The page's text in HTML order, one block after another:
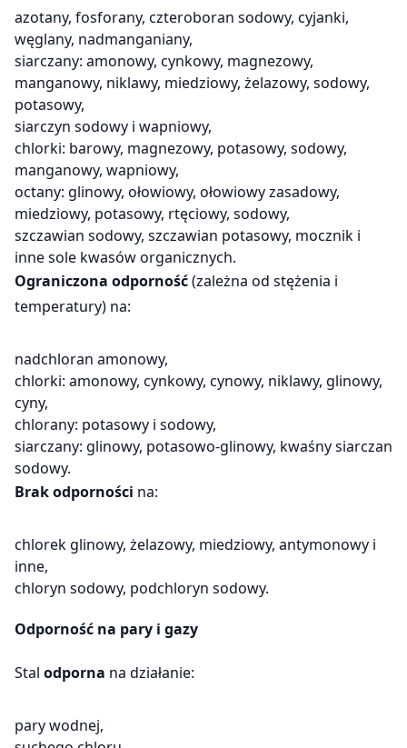
azotany, fosforany, czteroboran sodowy, cyjanki,
węglany, nadmanganiany,
siarczany: amonowy, cynkowy, magnezowy,
manganowy, niklawy, miedziowy, żelazowy, sodowy,
potasowy,
siarczyn sodowy i wapniowy,
chlorki: barowy, magnezowy, potasowy, sodowy,
manganowy, wapniowy,
octany: glinowy, ołowiowy, ołowiowy zasadowy,
miedziowy, potasowy, rtęciowy, sodowy,
szczawian sodowy, szczawian potasowy, mocznik i
inne sole kwasów organicznych.
Ograniczona odporność(zależna od stężenia i
temperatury) na:
nadchloran amonowy,
chlorki: amonowy, cynkowy, cynowy, niklawy, glinowy,
cyny,
chlorany: potasowy i sodowy,
siarczany: glinowy, potasowo-glinowy, kwaśny siarczan
sodowy.
Brak odporności na:
chlorek glinowy, żelazowy, miedziowy, antymonowy i
inne,
chloryn sodowy, podchloryn sodowy.
Odporność na pary i gazy
Stal odporna na działanie:
pary wodnej,